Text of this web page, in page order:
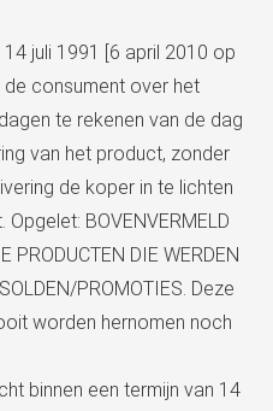
juli 1991 [6 april 2010 op
consument over het
te rekenen van de dag
van het product, zonder
de koper in te lichten
BOVENVERMELD
PRODUCTEN DIE WERDEN
PROMOTIES. Deze
worden hernomen noch
binnen een termijn van 14